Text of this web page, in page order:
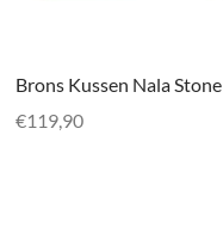
Brons Kussen Nala Stone
€119,90